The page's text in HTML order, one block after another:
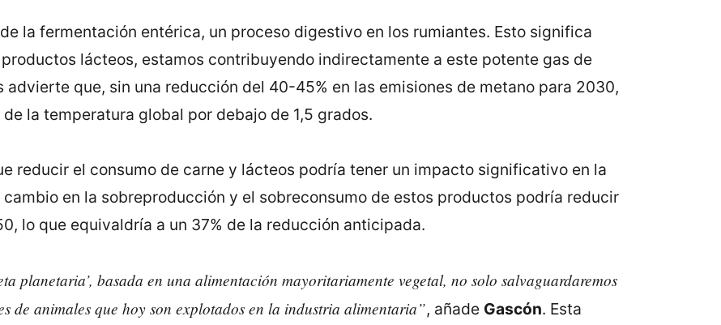
la fermentación entérica, un proceso digestivo en los rumiantes. Esto significa
lácteos, estamos contribuyendo indirectamente a este potente gas de
que, sin una reducción del 40-45% en las emisiones de metano para 2030,
la temperatura global por debajo de 1,5 grados.
reducir el consumo de carne y lácteos podría tener un impacto significativo en la
en la sobreproducción y el sobreconsumo de estos productos podría reducir
lo que equivaldría a un 37% de la reducción anticipada.
planetaria’, basada en una alimentación mayoritariamente vegetal, no solo salvaguardaremos
de animales que hoy son explotados en la industria alimentaria”, añade Gascón. Esta